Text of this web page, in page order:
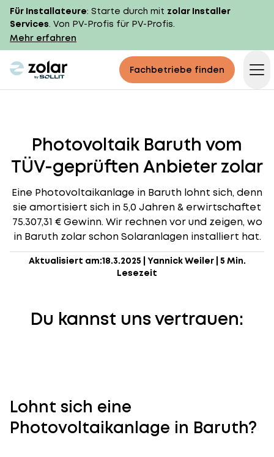
Für Installateure: Starte durch mit zolar Installer
Services. Von PV-Profis für PV-Profis.
Mehr erfahren
zolar logo Fachbetriebe finden
Photovoltaik Baruth vom
TÜV-geprüften Anbieter zolar
Eine Photovoltaikanlage in Baruth lohnt sich, denn
sie amortisiert sich in 5,0 Jahren & erwirtschaftet
75.307,31 € Gewinn. Wir rechnen vor und zeigen, wo
in Baruth zolar schon Solaranlagen installiert hat.
Aktualisiert am:18.3.2025 Yannick Weiler| 5 Min.
Lesezeit
Du kannst uns vertrauen:
Lohnt sich eine
Photovoltaikanlage in Baruth?